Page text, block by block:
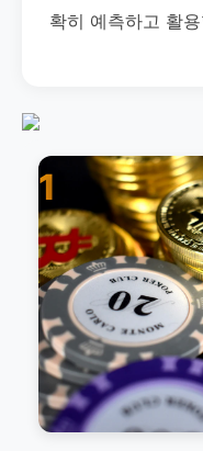
확히 예측하고 활
1